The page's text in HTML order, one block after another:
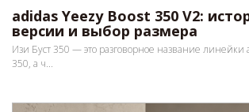
adidas Yeezy Boost 350 V2:
версии и выбор размера
Изи Буст 350 — это разговорное название линейки
350, а ч...